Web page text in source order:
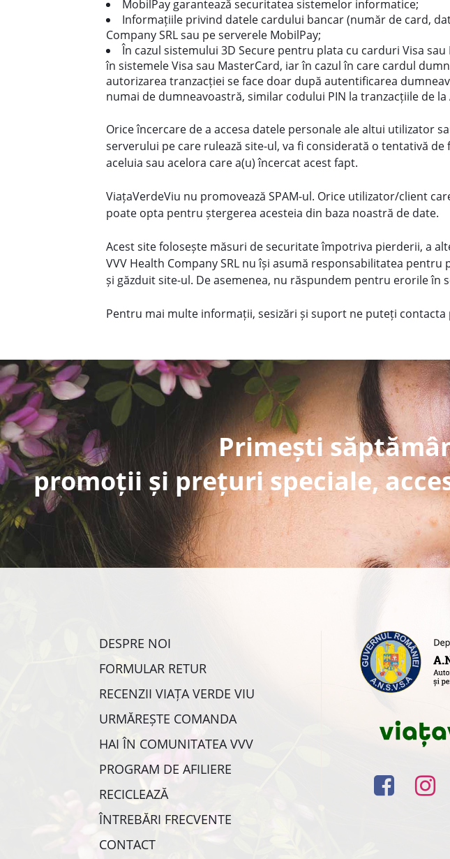
MobilPay garantează securitatea sistemelor informatice;
Informațiile privind datele cardului bancar (număr de card,
Company SRL sau pe serverele MobilPay;
În cazul sistemului 3D Secure pentru plata cu carduri Visa
în sistemele Visa sau MasterCard, iar în cazul în care cardul
autorizarea tranzacției se face doar după autentificarea
numai de dumneavoastră, similar codului PIN la tranzacțiile de la
Orice încercare de a accesa datele personale ale altui utilizator
serverului pe care rulează site-ul, va fi considerată o tentativă
aceluia sau acelora care a(u) încercat acest fapt.
ViațaVerdeViu nu promovează SPAM-ul. Orice utilizator/client
poate opta pentru ștergerea acesteia din baza noastră de date.
Acest site folosește măsuri de securitate împotriva pierderii, a
VVV Health Company SRL nu își asumă responsabilitatea
și găzduit site-ul. De asemenea, nu răspundem pentru erorile în
Pentru mai multe informații, sesizări și suport ne puteți contacta
Primești
promoții și prețuri speciale,
DESPRE NOI
FORMULAR RETUR
RECENZII VIAȚA VERDE VIU
URMĂREȘTE COMANDA
HAI ÎN COMUNITATEA VVV
PROGRAM DE AFILIERE
RECICLEAZĂ
ÎNTREBĂRI FRECVENTE
CONTACT